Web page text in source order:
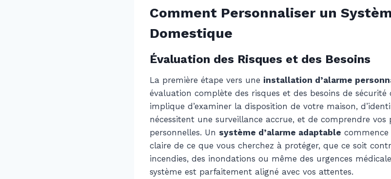
Comment Personnaliser un
Domestique
Évaluation des Risques et des Besoins
La première étape vers une installation d’alarme
évaluation complète des risques et des besoins de sécurité
implique d’examiner la disposition de votre maison,
nécessitent une surveillance accrue, et de comprendre vos
personnelles. Un système d’alarme adaptable
claire de ce que vous cherchez à protéger, que ce soit
incendies, des inondations ou même des urgences
système est parfaitement aligné avec vos attentes.